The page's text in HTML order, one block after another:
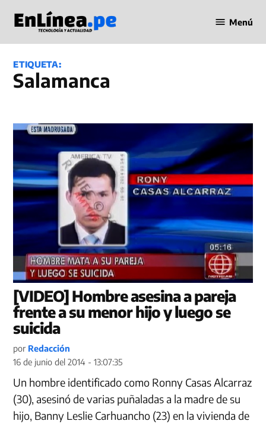
contenido
en Línea
Menú
ETIQUETA:
Salamanca
[VIDEO] Hombre asesina a pareja
frente a su menor hijo y luego se
suicida
por Redacción
16 de junio del 2014 - 13:07:35
Un hombre identificado como Ronny Casas Alcarraz
(30), asesinó de varias puñaladas a la madre de su
hijo, Banny Leslie Carhuancho (23) en la vivienda de